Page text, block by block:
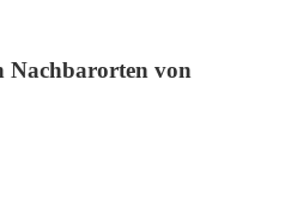
Nachbarorten von